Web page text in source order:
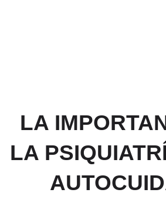
LA
LA